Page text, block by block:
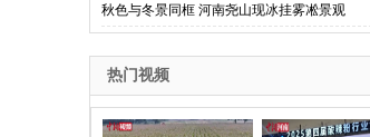
秋色与冬景同框 河南尧山现冰挂雾凇景观
热门视频